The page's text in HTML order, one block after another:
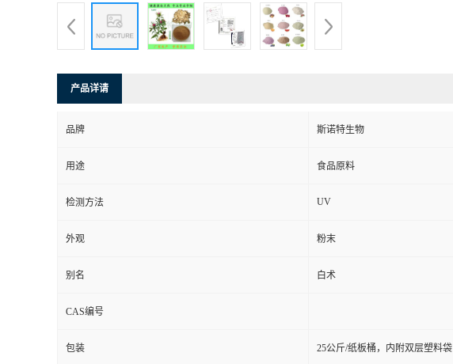
产品详请
品牌 斯诺特生物
用途 食品原料
检测方法 UV
外观 粉末
别名 白术
CAS编号
包装 25公斤/纸板桶，内附双层塑料袋